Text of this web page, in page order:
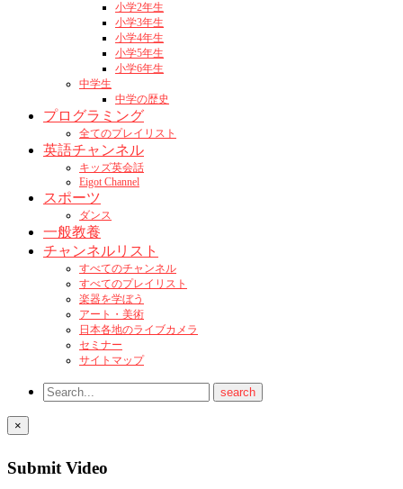
小学2年生
小学3年生
小学4年生
小学5年生
小学6年生
中学生
中学の歴史
プログラミング
全てのプレイリスト
英語チャンネル
キッズ英会話
Eigot Channel
スポーツ
ダンス
一般教養
チャンネルリスト
すべてのチャンネル
すべてのプレイリスト
楽器を学ぼう
アート・美術
日本各地のライブカメラ
セミナー
サイトマップ
×
Submit Video